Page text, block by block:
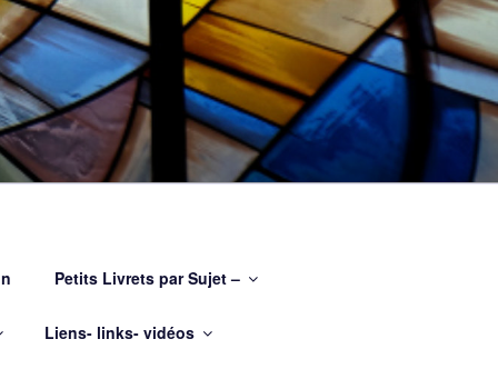
Petits Livrets par Sujet –
Liens- links- vidéos